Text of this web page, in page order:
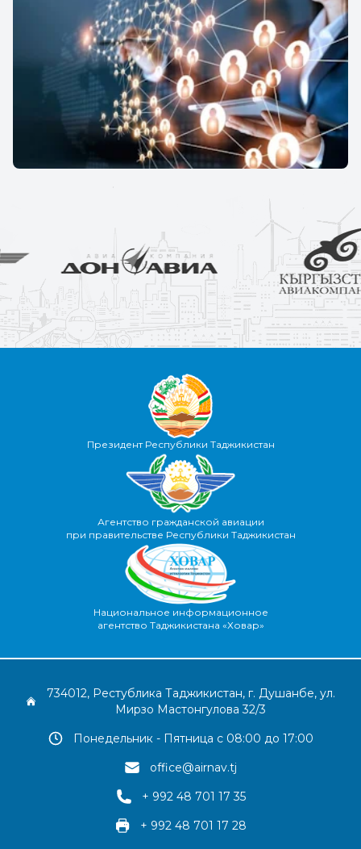
Президент Республики Таджикистан
Агентство гражданской авиации
при правительстве Республики Таджикистан
Национальное информационное
агентство Таджикистана «Ховар»
734012, Рестублика Таджикистан, г. Душанбе, ул.
Мирзо Мастонгулова 32/3
Понедельник - Пятница с 08:00 до 17:00
office@airnav.tj
+ 992 48 701 17 35
+ 992 48 701 17 28